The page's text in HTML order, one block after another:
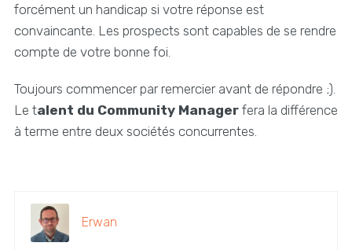
forcément un handicap si votre réponse est
convaincante. Les prospects sont capables de se rendre
compte de votre bonne foi.
Toujours commencer par remercier avant de répondre ;).
Le talent du Community Managerfera la différence
à terme entre deux sociétés concurrentes.
Erwan